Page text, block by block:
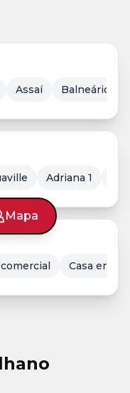
Mapa
Assaí Balneário
Adriana 1
Casa em